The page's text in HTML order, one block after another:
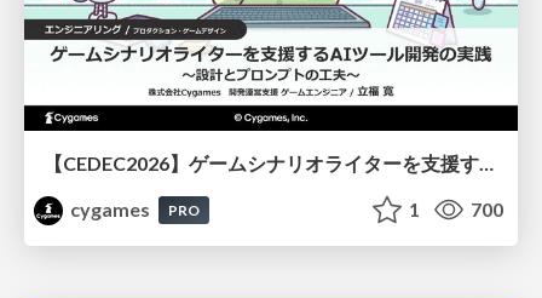
cygames
PRO 1 700